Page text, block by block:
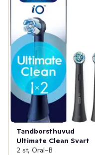
Tandborsthuvud
Ultimate Clean Svart
2 st, Oral-B